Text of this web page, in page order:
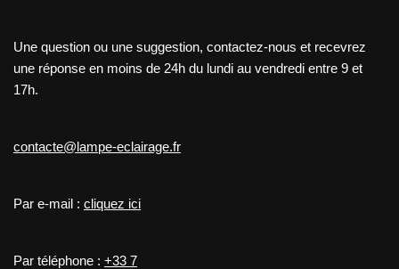
Une question ou une suggestion, contactez-nous et recevrez
une réponse en moins de 24h du lundi au vendredi entre 9 et
17h.
contacte@lampe-eclairage.fr
Par e-mail : cliquez ici
Par téléphone : +33 7